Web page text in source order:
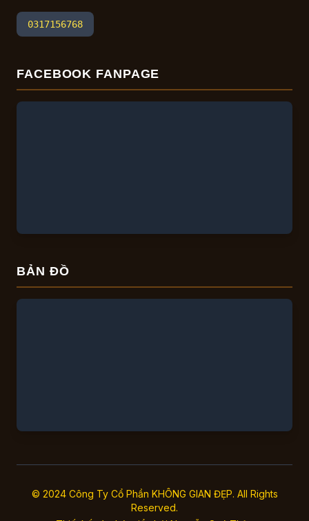
0317156768
FACEBOOK FANPAGE
BẢN ĐỒ
© 2024 Công Ty Cổ Phần KHÔNG GIAN ĐẸP. All Rights
Reserved.